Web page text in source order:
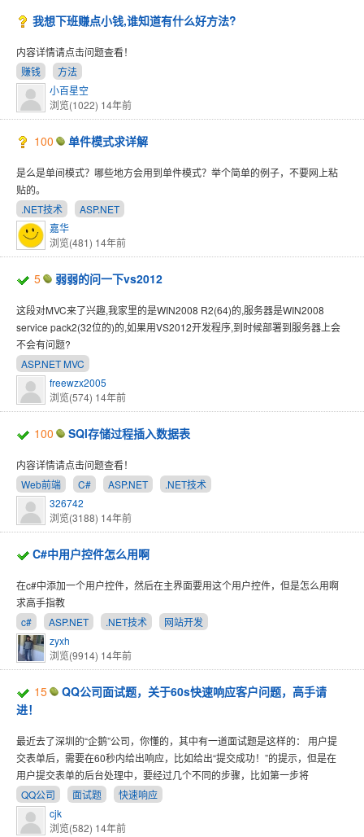
我想下班赚点小钱,谁知道有什么好方法?
内容详情请点击问题查看！
赚钱
方法
小百星空
浏览(1022) 14年前
100 单件模式求详解
是么是单间模式？哪些地方会用到单件模式？举个简单的例子，不要网上粘
贴的。
.NET技术
ASP.NET
嘉华
浏览(481) 14年前
5 弱弱的问一下vs2012
这段对MVC来了兴趣,我家里的是WIN2008 R2(64)的,服务器是WIN2008
service pack2(32位的)的,如果用VS2012开发程序,到时候部署到服务器上会
不会有问题?
ASP.NET MVC
freewzx2005
浏览(574) 14年前
100 SQl存储过程插入数据表
内容详情请点击问题查看！
Web前端
C# ASP.NET
.NET技术
326742
浏览(3188) 14年前
C#中用户控件怎么用啊
在c#中添加一个用户控件，然后在主界面要用这个用户控件，但是怎么用啊
求高手指教
c#
ASP.NET .NET技术
网站开发
zyxh
浏览(9914) 14年前
15
QQ公司面试题，关于60s快速响应客户问题，高手请
进！
最近去了深圳的“企鹅”公司，你懂的，其中有一道面试题是这样的： 用户提
交表单后，需要在60秒内给出响应，比如给出“提交成功！”的提示，但是在
用户提交表单的后台处理中，要经过几个不同的步骤，比如第一步将
QQ公司
面试题
快速响应
cjk
浏览(582) 14年前